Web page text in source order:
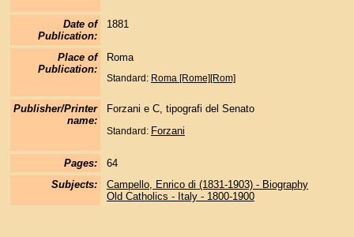
Date of
Publication:
1881
Place of
Publication:
Roma
Standard: Roma [Rome][Rom]
Publisher/Printer
name:
Forzani e C, tipografi del Senato
Standard: Forzani
Pages:
64
Subjects:
Campello, Enrico di (1831-1903) - Biography
Old Catholics - Italy - 1800-1900